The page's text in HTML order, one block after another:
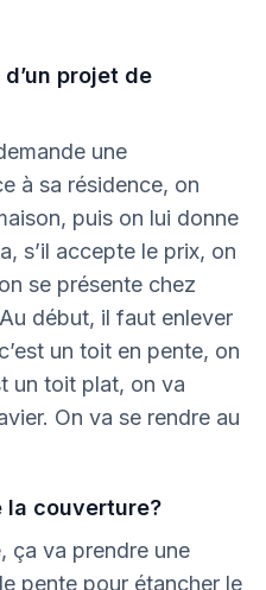
projet de
une
à sa résidence, on
puis on lui donne
s’il accepte le prix, on
se présente chez
début, il faut enlever
un toit en pente, on
un toit plat, on va
On va se rendre au
couverture?
ça va prendre une
pente pour étancher le